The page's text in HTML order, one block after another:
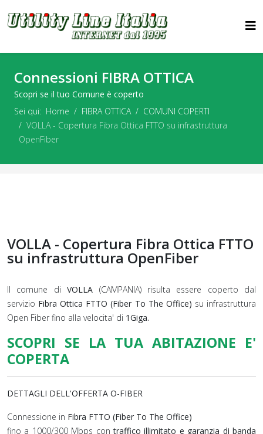
Connessioni FIBRA OTTICA
Scopri se il tuo Comune è coperto
Sei qui: Home FIBRA OTTICA
COMUNI COPERTI
VOLLA - Copertura Fibra Ottica FTTO su infrastruttura
OpenFiber
VOLLA - Copertura Fibra Ottica FTTO
su infrastruttura OpenFiber
Il comune diVOLLA (CAMPANIA) risulta essere coperto dal
servizio Fibra Ottica FTTO (Fiber To The Office) su infrastruttura
Open Fiber fino alla velocita' di 1Giga.
SCOPRI SE LA TUA ABITAZIONE E'
COPERTA
DETTAGLI DELL'OFFERTA O-FIBER
Connessione in Fibra FTTO (Fiber To The Office)
fino a 1000/300 Mbps con traffico illimitato e garanzia di banda